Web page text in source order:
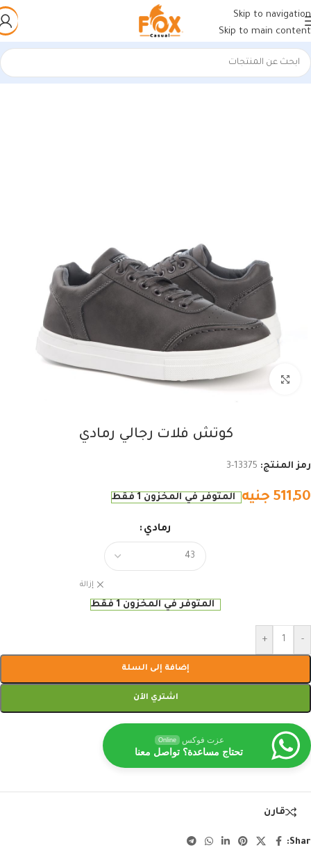
Skip to navigation
Skip to main content
الرئيسية/أحذية رجالي/كوتشي رجالي
اضغط للتكبير
كوتش فلات رجالي رمادي
رمز المنتج: 13375-3
511,50 جنيه المتوفر في المخزون 1 فقط
رمادي
إزالة
المتوفر في المخزون 1 فقط
-
+
إضافة إلى السلة
اشتري الآن
عزت فوكس Online
تحتاج مساعدة؟ تواصل معنا
قارن